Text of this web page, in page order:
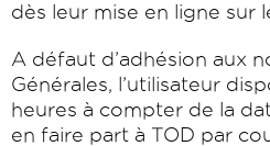
dès leur mise en ligne sur
A défaut d’adhésion aux
Générales, l’utilisateur
heures à compter de la
en faire part à TOD par